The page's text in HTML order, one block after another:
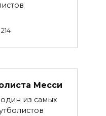
214
Месси
из самых